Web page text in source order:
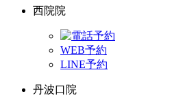
西院院
WEB予約
LINE予約
丹波口院